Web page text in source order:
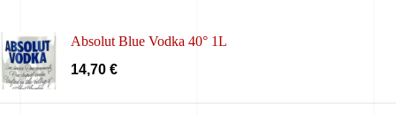
Absolut Blue Vodka 40° 1L
14,70 €